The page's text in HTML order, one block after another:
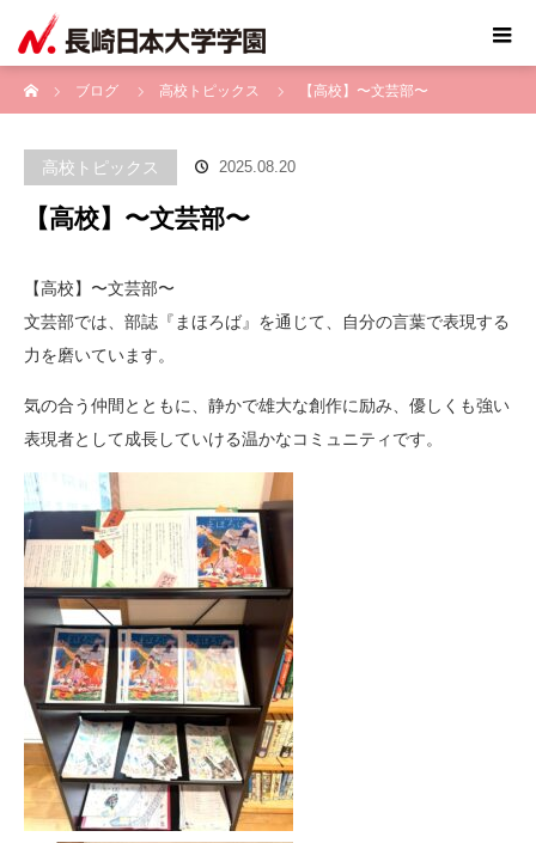
ブログ
高校トピックス 【高校】〜文芸部〜
高校トピックス 2025.08.20
【高校】〜文芸部〜
【高校】〜文芸部〜
文芸部では、部誌『まほろば』を通じて、自分の言葉で表現する
力を磨いています。
気の合う仲間とともに、静かで雄大な創作に励み、優しくも強い
表現者として成長していける温かなコミュニティです。